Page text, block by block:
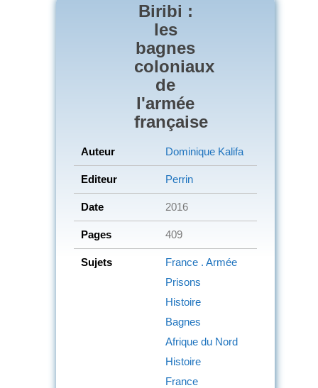
Biribi :
les
bagnes
coloniaux
de
l'armée
française
Auteur Dominique Kalifa
Editeur Perrin
Date 2016
Pages 409
Sujets
France . Armée
Prisons
Histoire
Bagnes
Afrique du Nord
Histoire
France